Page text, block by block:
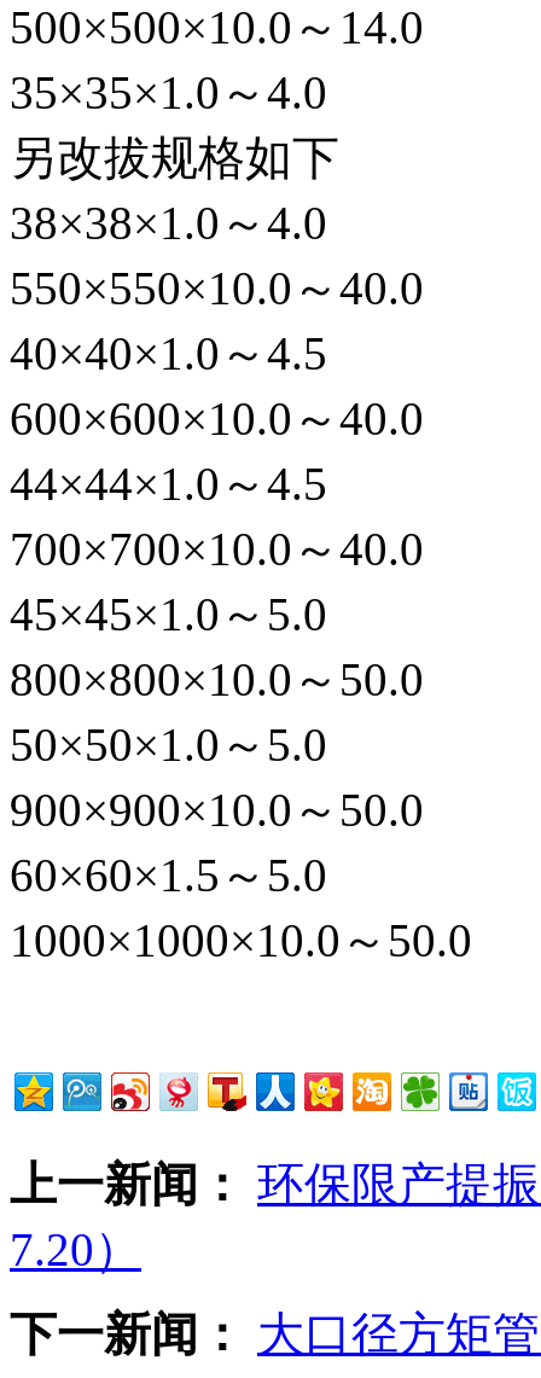
500×500×10.0～14.0
35×35×1.0～4.0
另改拔规格如下
38×38×1.0～4.0
550×550×10.0～40.0
40×40×1.0～4.5
600×600×10.0～40.0
44×44×1.0～4.5
700×700×10.0～40.0
45×45×1.0～5.0
800×800×10.0～50.0
50×50×1.0～5.0
900×900×10.0～50.0
60×60×1.5～5.0
1000×1000×10.0～50.0
上一新闻： 环保限产提
7.20）
下一新闻：
大口径方矩